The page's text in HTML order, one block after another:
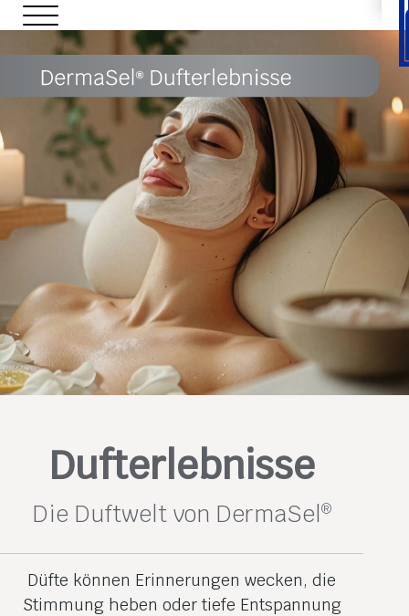
Dufterlebnisse
Die Duftwelt von DermaSel®
Düfte können Erinnerungen wecken, die
Stimmung heben oder tiefe Entspannung